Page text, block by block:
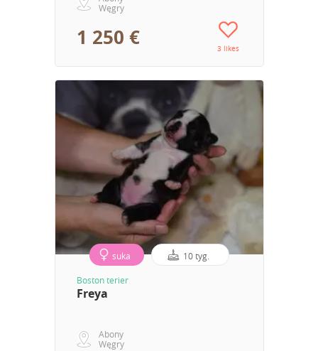
Węgry
1 250 € 3 likes
suka 10 tyg.
Boston terier
Freya
Abony
Węgry